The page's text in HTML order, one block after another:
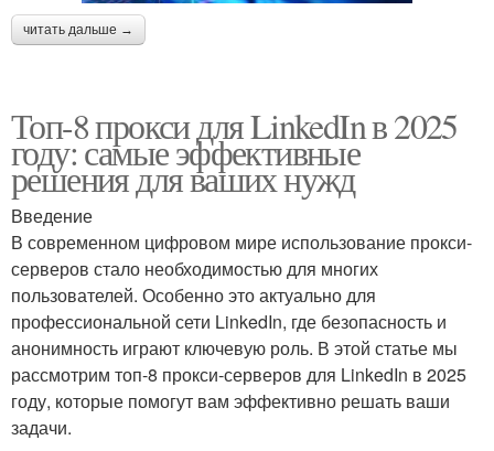
читать дальше →
Топ-8 прокси для LinkedIn в 2025
году: самые эффективные
решения для ваших нужд
Введение
В современном цифровом мире использование прокси-
серверов стало необходимостью для многих
пользователей. Особенно это актуально для
профессиональной сети LinkedIn, где безопасность и
анонимность играют ключевую роль. В этой статье мы
рассмотрим топ-8 прокси-серверов для LinkedIn в 2025
году, которые помогут вам эффективно решать ваши
задачи.